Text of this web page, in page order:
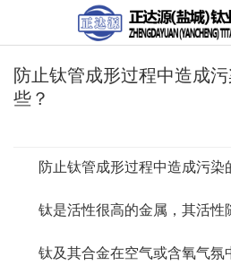
防止钛管成形过程中造成
些？
防止钛管成形过程中造成污染
钛是活性很高的金属，其活性
钛及其合金在空气或含氧气氛